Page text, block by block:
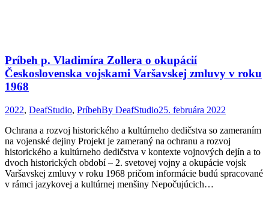
Príbeh p. Vladimíra Zollera o okupácií
Československa vojskami Varšavskej zmluvy v roku
1968
2022, DeafStudio, PríbehBy DeafStudio25. februára 2022
Ochrana a rozvoj historického a kultúrneho dedičstva so zameraním
na vojenské dejiny Projekt je zameraný na ochranu a rozvoj
historického a kultúrneho dedičstva v kontexte vojnových dejín a to
dvoch historických období – 2. svetovej vojny a okupácie vojsk
Varšavskej zmluvy v roku 1968 pričom informácie budú spracované
v rámci jazykovej a kultúrnej menšiny Nepočujúcich…